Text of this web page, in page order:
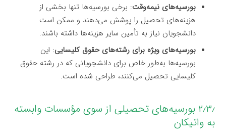
بورسیه‌های نیمه‌وقت: برخی بورسیه‌ها تنها بخشی از
هزینه‌های تحصیل را پوشش می‌دهند و ممکن است
دانشجویان نیاز به تأمین سایر هزینه‌ها داشته باشند.
بورسیه‌های ویژه برای رشته‌های حقوق کلیسایی: این
بورسیه‌ها به‌طور خاص برای دانشجویانی که در رشته حقوق
کلیسایی تحصیل می‌کنند، طراحی شده است.
۲٫۳٫ بورسیه‌های تحصیلی از سوی مؤسسات وابسته
به واتیکان